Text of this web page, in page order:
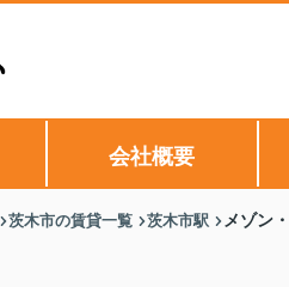
会社概要
茨木市の賃貸一覧 茨木市駅 メゾン